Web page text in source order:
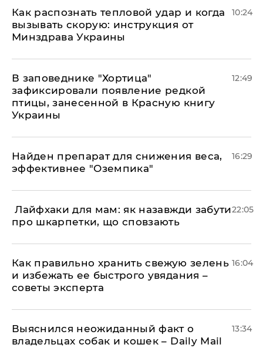
Как распознать тепловой удар и когда
вызывать скорую: инструкция от
Минздрава Украины
10:24
В заповеднике "Хортица"
зафиксировали появление редкой
птицы, занесенной в Красную книгу
Украины
12:49
Найден препарат для снижения веса,
эффективнее "Оземпика"
16:29
​ Лайфхаки для мам: як назавжди забути
про шкарпетки, що сповзають
22:05
Как правильно хранить свежую зелень
и избежать ее быстрого увядания –
советы эксперта
16:04
Выяснился неожиданный факт о
владельцах собак и кошек – Daily Mail
13:34